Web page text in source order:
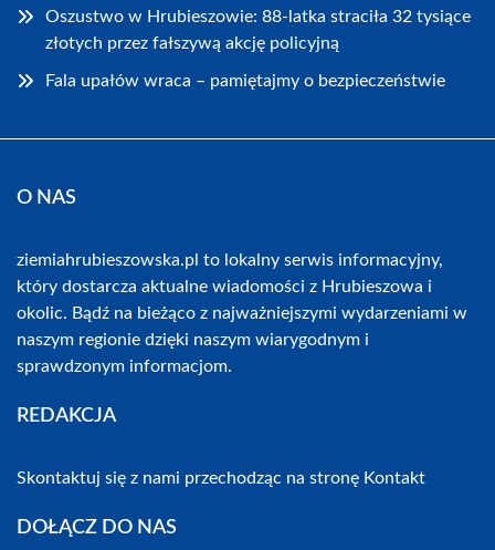
Oszustwo w Hrubieszowie: 88-latka straciła 32 tysiące
złotych przez fałszywą akcję policyjną
Fala upałów wraca – pamiętajmy o bezpieczeństwie
O NAS
ziemiahrubieszowska.pl to lokalny serwis informacyjny,
który dostarcza aktualne wiadomości z Hrubieszowa i
okolic. Bądź na bieżąco z najważniejszymi wydarzeniami w
naszym regionie dzięki naszym wiarygodnym i
sprawdzonym informacjom.
REDAKCJA
Skontaktuj się z nami przechodząc na stronę Kontakt
DOŁĄCZ DO NAS